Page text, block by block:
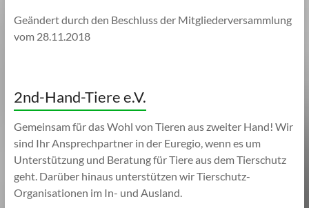
Geändert durch den Beschluss der Mitgliederversammlung
vom 28.11.2018
2nd-Hand-Tiere e.V.
Gemeinsam für das Wohl von Tieren aus zweiter Hand! Wir
sind Ihr Ansprechpartner in der Euregio, wenn es um
Unterstützung und Beratung für Tiere aus dem Tierschutz
geht. Darüber hinaus unterstützen wir Tierschutz-
Organisationen im In- und Ausland.